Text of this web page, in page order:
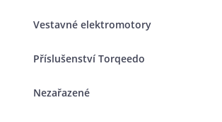
Vestavné elektromotory
Příslušenství Torqeedo
Nezařazené